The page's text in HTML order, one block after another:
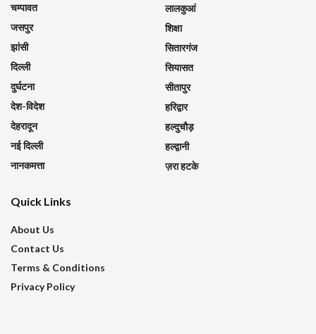
चम्पावत
जसपुर
झांसी
दिल्ली
दुर्घटना
देश-विदेश
देहरादून
नई दिल्ली
नानकमत्ता
लालकुआं
शिक्षा
सितारगंज
सियासत
सीतापुर
हरिद्वार
हल्दुचौड़
हल्द्वानी
ज़रा हटके
Quick Links
About Us
Contact Us
Terms & Conditions
Privacy Policy